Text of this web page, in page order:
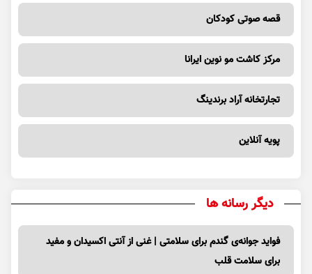
قصه صوتی کودکان
مرکز کاشت مو نوین ایرانا
تجارتخانه آراد برندینگ
پویه آنلاین
دیگر رسانه ها
فواید جوانه‌ی گندم برای سلامتی | غنی از آنتی اکسیدان و مفید
برای سلامت قلب